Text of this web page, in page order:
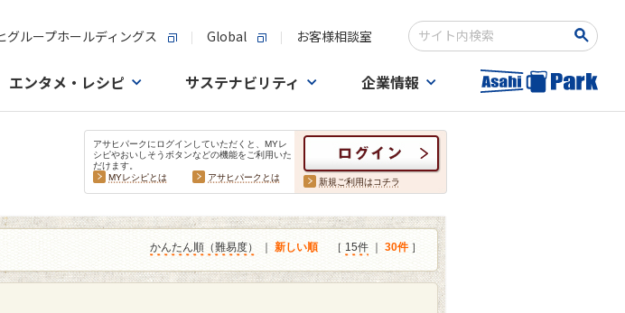
グループホールディングス Global お客様相談室
検索キーワード入力
エンタメ・レシピ サステナビリティ 企業情報
アサヒパークにログインしていただくと、MYレ
シピやおいしそうボタンなどの機能をご利用いた
だけます。
MYレシピとは
アサヒパークとは 新規ご利用はコチラ
かんたん順（難易度） 新しい順 ［ 15件 30件 ］